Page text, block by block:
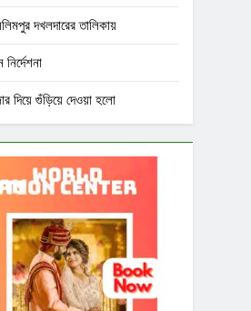
দখলদারের তালিকায়
দিয়ে গুঁড়িয়ে দেওয়া হলো